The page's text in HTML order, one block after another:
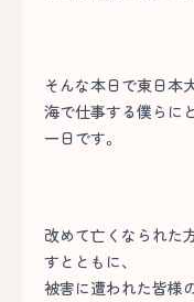
そんな本日で東日本
海で仕事する僕らに
一日です。
改めて亡くなられた
すとともに、
被害に遭われた皆様